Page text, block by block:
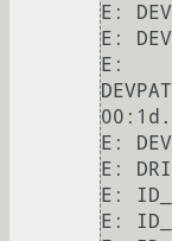
E:
E:
E:
E:
E:
E:
E: